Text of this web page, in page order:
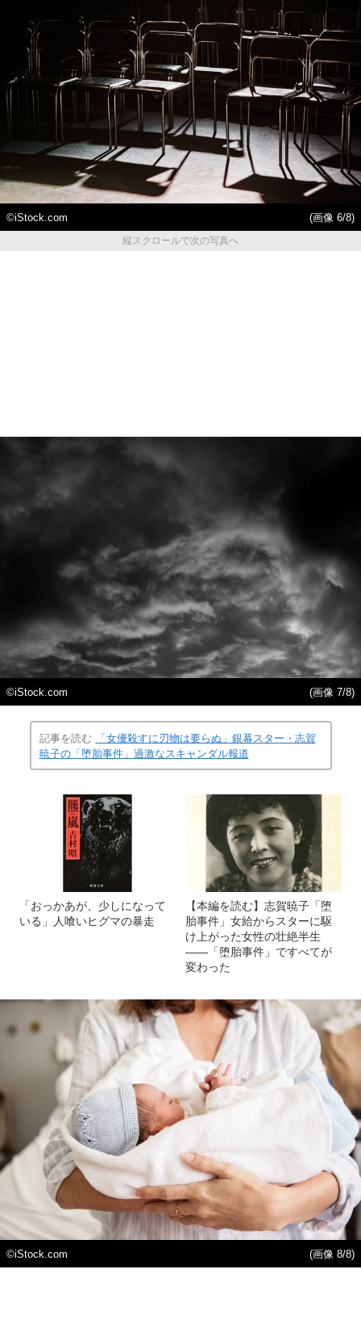
©iStock.com
(画像 6/8)
縦スクロールで次の写真へ
©iStock.com (画像 7/8)
記事を読む
「女優殺すに刃物は要らぬ」銀幕スター・志賀
暁子の「堕胎事件」過激なスキャンダル報道
「おっかあが、少しになって
いる」人喰いヒグマの暴走
【本編を読む】志賀暁子「堕
胎事件」女給からスターに駆
け上がった女性の壮絶半生
――「堕胎事件」ですべてが
変わった
©iStock.com (画像 8/8)